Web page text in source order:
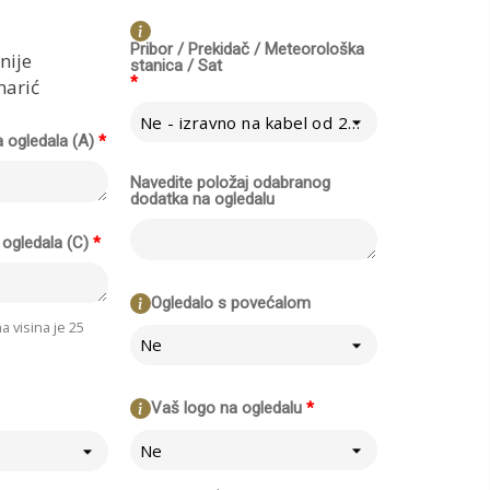
*
ogledala (A)
*
(C)
visina je 25
*
Pribor / Prekidač / Meteorološka
stanica / Sat
Ne - izravno na kabel od 230V
Navedite položaj odabranog
dodatka na ogledalu
Ogledalo s povećalom
Ne
*
Vaš logo na ogledalu
Ne